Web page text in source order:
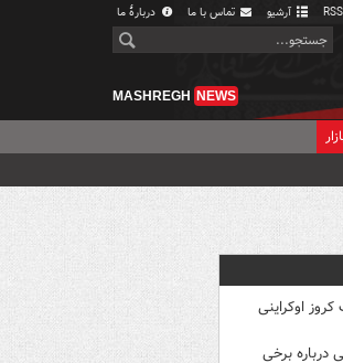
آرشیو تماس با ما دربارهٔ ما
MASHREGH NEWS
اوکراینی
درباره برخی